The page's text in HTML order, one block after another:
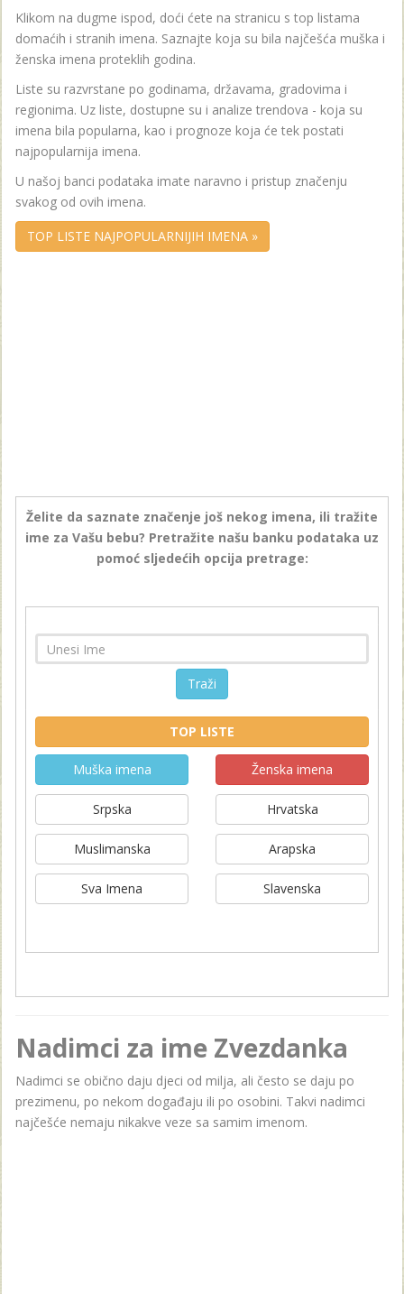
Klikom na dugme ispod, doći ćete na stranicu s top listama
domaćih i stranih imena. Saznajte koja su bila najčešća muška i
ženska imena proteklih godina.
Liste su razvrstane po godinama, državama, gradovima i
regionima. Uz liste, dostupne su i analize trendova - koja su
imena bila popularna, kao i prognoze koja će tek postati
najpopularnija imena.
U našoj banci podataka imate naravno i pristup značenju
svakog od ovih imena.
TOP LISTE NAJPOPULARNIJIH IMENA »
Želite da saznate značenje još nekog imena, ili tražite
ime za Vašu bebu? Pretražite našu banku podataka uz
pomoć sljedećih opcija pretrage:
Traži
TOP LISTE
Muška imena Ženska imena
Srpska Hrvatska
Muslimanska Arapska
Sva Imena Slavenska
Nadimci za ime Zvezdanka
Nadimci se obično daju djeci od milja, ali često se daju po
prezimenu, po nekom događaju ili po osobini. Takvi nadimci
najčešće nemaju nikakve veze sa samim imenom.